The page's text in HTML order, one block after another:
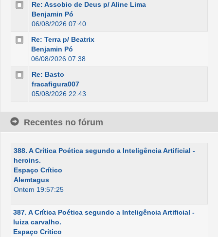
Re: Assobio de Deus p/ Aline Lima
Benjamin Pó
06/08/2026 07:40
Re: Terra p/ Beatrix
Benjamin Pó
06/08/2026 07:38
Re: Basto
fracafigura007
05/08/2026 22:43
Recentes no fórum
388. A Crítica Poética segundo a Inteligência Artificial -
heroins.
Espaço Crítico
Alemtagus
Ontem 19:57:25
387. A Crítica Poética segundo a Inteligência Artificial -
luiza carvalho.
Espaço Crítico